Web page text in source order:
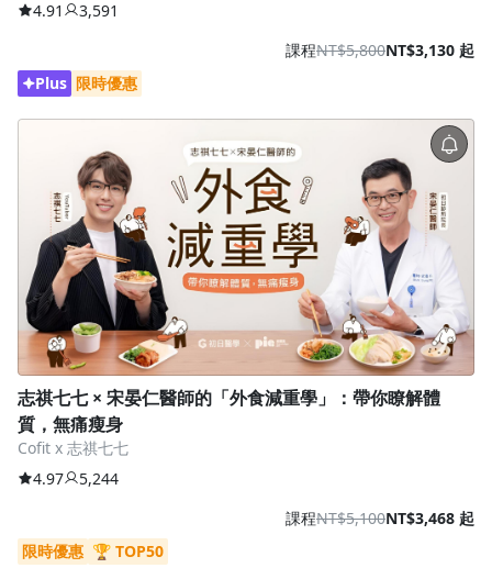
4.91
3,591
課程NT$5,800NT$3,130 起
Plus 限時優惠
志祺七七 × 宋晏仁醫師的「外食減重學」：帶你瞭解體
質，無痛瘦身
Cofit x 志祺七七
4.97
5,244
課程NT$5,100NT$3,468 起
限時優惠 🏆 TOP50